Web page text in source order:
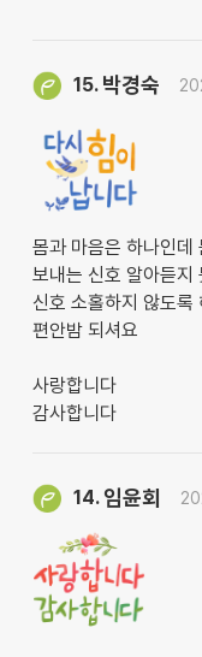
15. 박경숙
몸과 마음은 하나인데
보내는 신호 알아듣지
신호 소홀하지 않도록
편안밤 되셔요
사랑합니다
감사합니다
14. 임윤회